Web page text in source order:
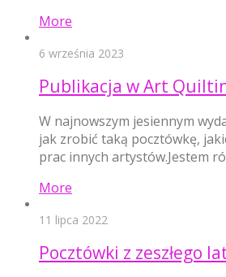
More
6 września 2023
Publikacja w Art
W najnowszym jesiennym
jak zrobić taką pocztówkę,
prac innych artystów.Jestem
More
11 lipca 2022
Pocztówki z zeszłego